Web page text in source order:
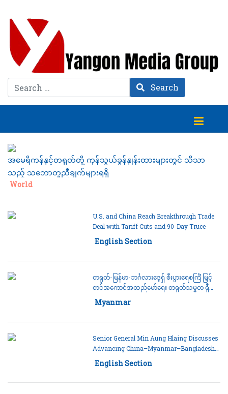
Search Search
အမေရိကန်နှင့်တရုတ်တို့ ကုန်သွယ်ခွန်နှုန်းထားများတွင် သိသာ
သည့် သဘောတူညီချက်များရရှိ
Category:
World
U.S. and China Reach Breakthrough Trade
Deal with Tariff Cuts and 90-Day Truce
Category:
English Section
တရုတ်-မြန်မာ-ဘင်္ဂလားဒေ့ရှ် စီးပွားရေစင်္ကြံ မြှင့်
တင်အကောင်အထည်ဖော်ရေး တရုတ်သမ္မတ ရှီ
ကျင့်ဖျင်နှင့် ဆွေးနွေးခဲ့ဟု ဗိုလ်ချုပ်မှူးကြီး မင်း
အောင်လှိုင်ပြောကြား
Category:
Myanmar
Senior General Min Aung Hlaing Discusses
Advancing China–Myanmar–Bangladesh
Economic Corridor with President Xi
Jinping
Category:
English Section